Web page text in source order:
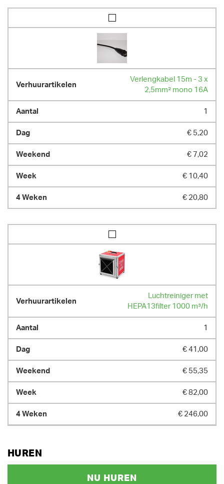
Verlengkabel 15m - 3 x
2,5mm² mono 16A
1
€ 5,20
€ 7,02
€ 10,40
€ 20,80
Luchtreiniger met
HEPA13filter 1000 m³/h
1
€ 41,00
€ 55,35
€ 82,00
€ 246,00
HUREN
NU HUREN